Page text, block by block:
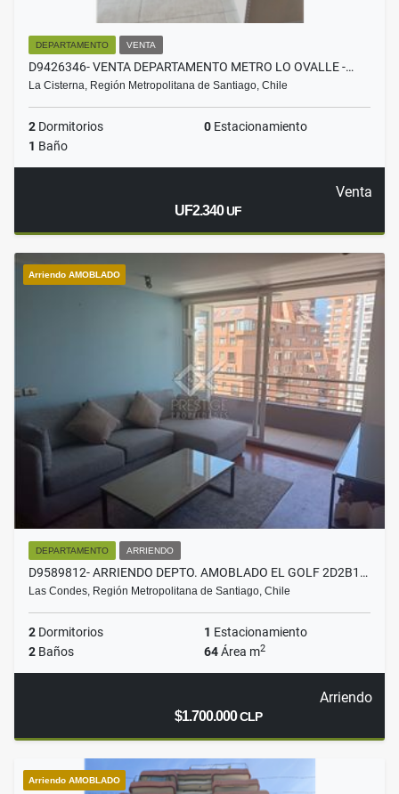
DEPARTAMENTO VENTA
D9426346- VENTA DEPARTAMENTO METRO LO OVALLE -…
La Cisterna, Región Metropolitana de Santiago, Chile
2 Dormitorios 0 Estacionamiento
1 Baño
Venta
UF2.340UF
Arriendo AMOBLADO
DEPARTAMENTO ARRIENDO
D9589812- ARRIENDO DEPTO. AMOBLADO EL GOLF 2D2B1…
Las Condes, Región Metropolitana de Santiago, Chile
2 Dormitorios 1 Estacionamiento
2 Baños 64Área m2
Arriendo
$1.700.000CLP
Arriendo AMOBLADO